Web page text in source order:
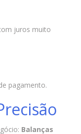
juros muito
pagamento.
Balanças